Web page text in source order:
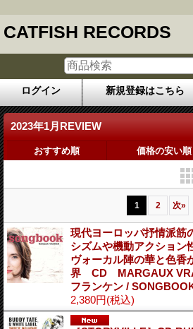
CATFISH RECORDS
ログイン 新規登録はこちら
2023年1月REVIEW
おすすめ順 価格の安い順
1 2 次»
現代ヨーロッパ抒情派筋
シズムや機動アクション
ヴォーカル陣の華と色香
界 CD MARGAUX
フランケン /
2,380円(税込)